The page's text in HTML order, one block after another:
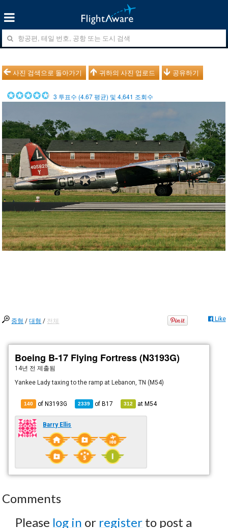
사진 검색으로 돌아가기 귀하의 사진 업로드 공유하기
3 투표수 (4.67평균) 및4,641 조회수
중형 /대형 / 전체 Like
Boeing B-17 Flying Fortress (N3193G)
14년 전 제출됨
Yankee Lady taxing to the ramp at Lebanon, TN (M54)
140 of N3193G 2339 ofB17 312 atM54
Barry Ellis
Comments
Please log in or register to post a